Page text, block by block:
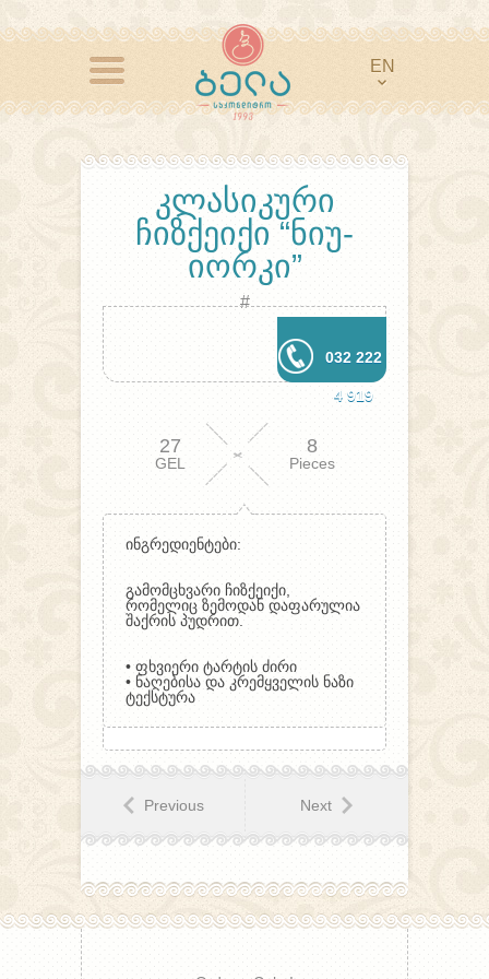
EN
ᲙᲚᲐᲡᲘᲙᲣᲠᲘ
ᲩᲘᲖᲥᲔᲘᲥᲘ “ᲜᲘᲣ-
ᲘᲝᲠᲙᲘ”
#
032 222
4 919
27
GEL
8
Pieces
ინგრედიენტები:
გამომცხვარი ჩიზქეიქი,
რომელიც ზემოდან დაფარულია
შაქრის პუდრით.
• ფხვიერი ტარტის ძირი
• ნაღებისა და კრემყველის ნაზი
ტექსტურა
Previous Next